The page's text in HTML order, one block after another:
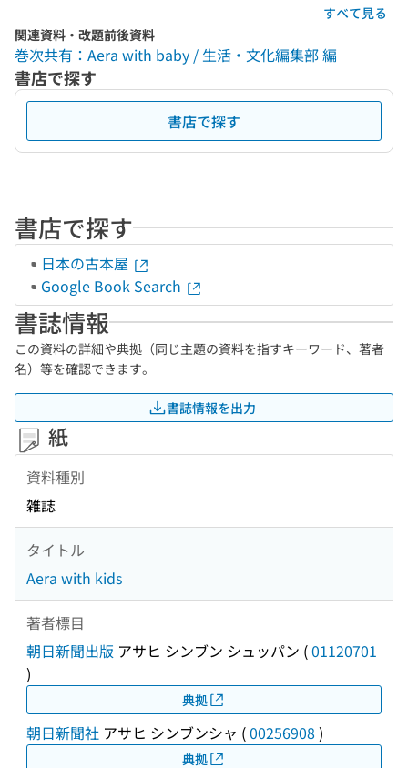
すべて見る
関連資料・改題前後資料
巻次共有：Aera with baby / 生活・文化編集部 編
書店で探す
書店で探す
書店で探す
日本の古本屋
Google Book Search
書誌情報
この資料の詳細や典拠（同じ主題の資料を指すキーワード、著者
名）等を確認できます。
書誌情報を出力
紙
資料種別
雑誌
タイトル
Aera with kids
著者標目
朝日新聞出版 アサヒ シンブン シュッパン (01120701
)
典拠
朝日新聞社 アサヒ シンブンシャ (00256908 )
典拠